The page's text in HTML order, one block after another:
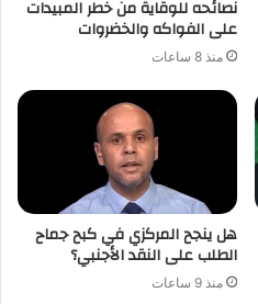
نصائحه للوقاية من خطر المبيدات
على الفواكه والخضروات
منذ 8 ساعات
هل ينجح المركزي في كبح جماح
الطلب على النقد الأجنبي؟
منذ 9 ساعات